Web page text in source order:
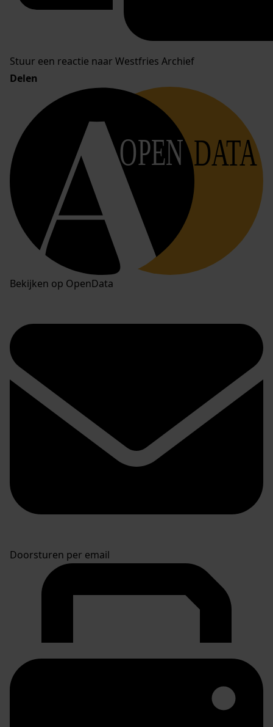
Stuur een reactie naar Westfries Archief
Delen
OPEN DATA
Bekijken op OpenData
Doorsturen per email